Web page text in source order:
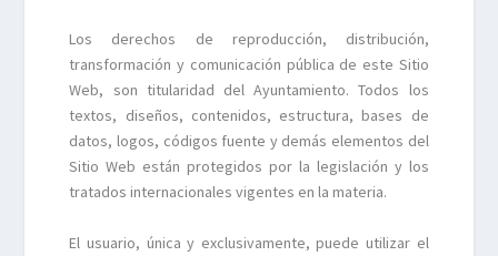
Los derechos de reproducción, distribución,
transformación y comunicación pública de este Sitio
Web, son titularidad del Ayuntamiento. Todos los
textos, diseños, contenidos, estructura, bases de
datos, logos, códigos fuente y demás elementos del
Sitio Web están protegidos por la legislación y los
tratados internacionales vigentes en la materia.
El usuario, única y exclusivamente, puede utilizar el